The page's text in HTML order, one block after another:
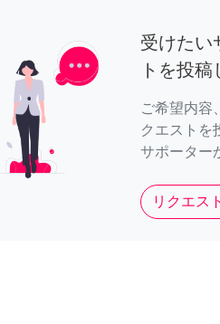
受けたい
トを投稿
ご希望内容
クエストを
サポーター
リクエス